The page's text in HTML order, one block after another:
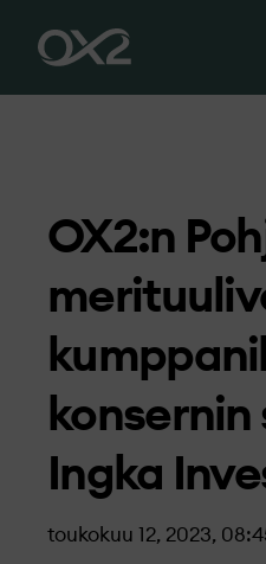
OX2:n
Ingka
toukokuu 12, 2023,